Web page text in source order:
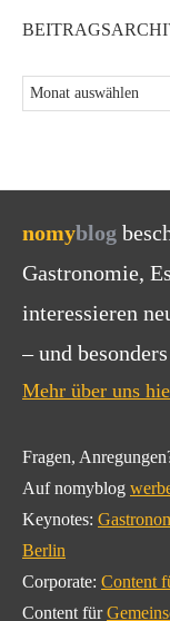
nomyblog
Gastronomie,
interessieren
– und
Mehr über uns
Fragen,
Auf nomyblog
Keynotes:
Berlin
Corporate: Content
Content für